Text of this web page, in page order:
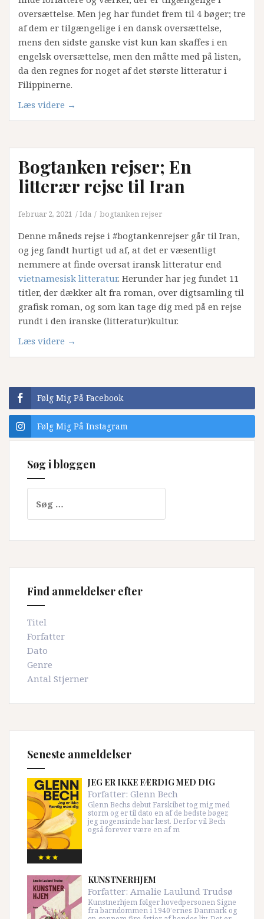
oversættelse. Men jeg har fundet frem til 4 bøger; tre
af dem er tilgængelige i en dansk oversættelse,
mens den sidste ganske vist kun kan skaffes i en
engelsk oversættelse, men den måtte med på listen,
da den regnes for noget af det største litteratur i
Filippinerne.
Læs videre “#BogtankenRejser;
Turen
til
Filippinerne.”
→
Bogtanken rejser; En
litterær rejse til Iran
februar 2, 2021 Ida bogtanken rejser
Denne måneds rejse i #bogtankenrejser går til Iran,
og jeg fandt hurtigt ud af, at det er væsentligt
nemmere at finde oversat iransk litteratur end
vietnamesisk litteratur. Herunder har jeg fundet 11
titler, der dækker alt fra roman, over digtsamling til
grafisk roman, og som kan tage dig med på en rejse
rundt i den iranske (litteratur)kultur.
Læs videre “Bogtanken
rejser;
rejse
til
Iran”
→
Følg Mig På Facebook
Følg Mig På Instagram
Søg i bloggen
efter:
Find anmeldelser efter
Titel
Forfatter
Dato
Genre
Antal Stjerner
Seneste anmeldelser
JEG ER IKKE FÆRDIG MED DIG
Forfatter: Glenn Bech
Glenn Bechs debut Farskibet tog mig med
storm og er til dato en af de bedste bøger,
jeg nogensinde har læst. Derfor vil Bech
også forever være en af m
KUNSTNERHJEM
Forfatter: Amalie Laulund Trudsø
Kunstnerhjem følger hovedpersonen Signe
fra barndommen i 1940’ernes Danmark og